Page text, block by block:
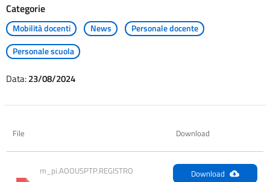
Categorie
Mobilità docenti News
Personale docente
Personale scuola
Data:23/08/2024
File Download
m_pi.AOOUSPTP.REGISTRO
Download